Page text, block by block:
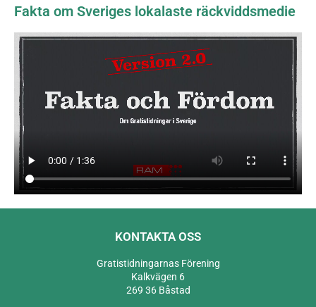
Fakta om Sveriges lokalaste räckviddsmedie
KONTAKTA OSS
Gratistidningarnas Förening
Kalkvägen 6
269 36 Båstad